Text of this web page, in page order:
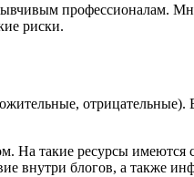
профессионалам.
риски.
На такие ресурсы
внутри блогов, а также